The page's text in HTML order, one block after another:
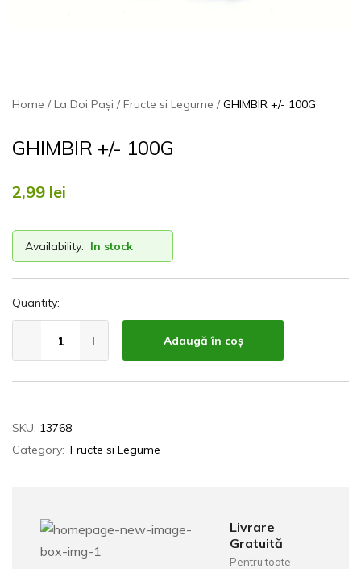
Home La Doi Pași Fructe si Legume GHIMBIR +/- 100G
GHIMBIR +/- 100G
2,99 lei
Availability: In stock
Quantity:
Adaugă în coș
SKU: 13768
Category: Fructe si Legume
Livrare
Gratuită
Pentru toate